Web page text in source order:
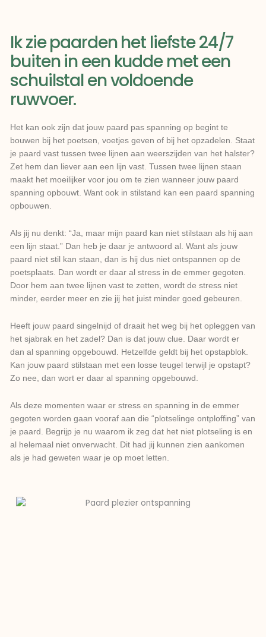
Ik zie paarden het liefste 24/7
buiten in een kudde met een
schuilstal en voldoende
ruwvoer.
Het kan ook zijn dat jouw paard pas spanning op begint te
bouwen bij het poetsen, voetjes geven of bij het opzadelen. Staat
je paard vast tussen twee lijnen aan weerszijden van het halster?
Zet hem dan liever aan een lijn vast. Tussen twee lijnen staan
maakt het moeilijker voor jou om te zien wanneer jouw paard
spanning opbouwt. Want ook in stilstand kan een paard spanning
opbouwen.
Als jij nu denkt: “Ja, maar mijn paard kan niet stilstaan als hij aan
een lijn staat.” Dan heb je daar je antwoord al. Want als jouw
paard niet stil kan staan, dan is hij dus niet ontspannen op de
poetsplaats. Dan wordt er daar al stress in de emmer gegoten.
Door hem aan twee lijnen vast te zetten, wordt de stress niet
minder, eerder meer en zie jij het juist minder goed gebeuren.
Heeft jouw paard singelnijd of draait het weg bij het opleggen van
het sjabrak en het zadel? Dan is dat jouw clue. Daar wordt er
dan al spanning opgebouwd. Hetzelfde geldt bij het opstapblok.
Kan jouw paard stilstaan met een losse teugel terwijl je opstapt?
Zo nee, dan wort er daar al spanning opgebouwd.
Als deze momenten waar er stress en spanning in de emmer
gegoten worden gaan vooraf aan die “plotselinge ontploffing” van
je paard. Begrijp je nu waarom ik zeg dat het niet plotseling is en
al helemaal niet onverwacht. Dit had jij kunnen zien aankomen
als je had geweten waar je op moet letten.